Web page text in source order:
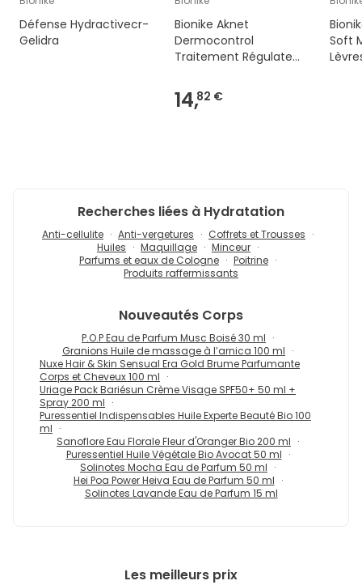
Défense Hydractivecr-
Gelidra
Bionike Aknet
Dermocontrol
Traitement Régulateur
14,82 €
Soft
Recherches liées à Hydratation
Anti-cellulite Anti-vergetures
Coffrets et Trousses
Huiles
Maquillage
Minceur
Parfums et eaux de Cologne
Poitrine
Produits raffermissants
Nouveautés Corps
P.O.P Eau de Parfum Musc Boisé 30 ml
Granions Huile de massage à l’arnica 100 ml
Nuxe Hair & Skin Sensual Era Gold Brume Parfumante
Corps et Cheveux 100 ml
Uriage Pack Bariésun Crème Visage SPF50+ 50 ml +
Spray 200 ml
Puressentiel Indispensables Huile Experte Beauté Bio 100
ml
Sanoflore Eau Florale Fleur d'Oranger Bio 200 ml
Puressentiel Huile Végétale Bio Avocat 50 ml
Solinotes Mocha Eau de Parfum 50 ml
Hei Poa Power Heiva Eau de Parfum 50 ml
Solinotes Lavande Eau de Parfum 15 ml
Les meilleurs prix